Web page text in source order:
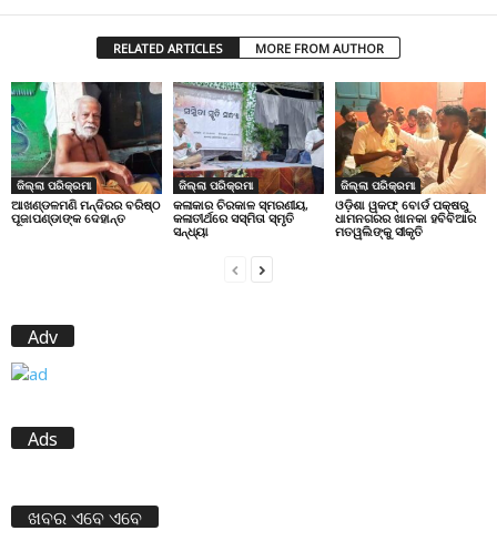
RELATED ARTICLES MORE FROM AUTHOR
ଜିଲ୍ଲା ପରିକ୍ରମା
ଆଖଣ୍ଡଳମଣି ମନ୍ଦିରର ବରିଷ୍ଠ
ପୂଜାପଣ୍ଡାଙ୍କ ଦେହାନ୍ତ
ଜିଲ୍ଲା ପରିକ୍ରମା
କଳାକାର ଚିରକାଳ ସ୍ମରଣୀୟ,
କଳାତୀର୍ଥରେ ସସ୍ମିତା ସ୍ମୃତି
ସନ୍ଧ୍ୟା
ଜିଲ୍ଲା ପରିକ୍ରମା
ଓଡ଼ିଶା ୱକଫ୍ ବୋର୍ଡ ପକ୍ଷରୁ
ଧାମନଗରର ଖାନକା ହବିବିଆର
ମତୱଲିଙ୍କୁ ସୀକୃତି
Adv
Ads
ଖବର ଏବେ ଏବେ